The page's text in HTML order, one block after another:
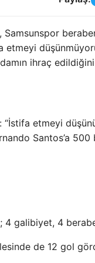
ihraç
etmeyi
Santos’a
4 galibiyet, 4
de 12 gol